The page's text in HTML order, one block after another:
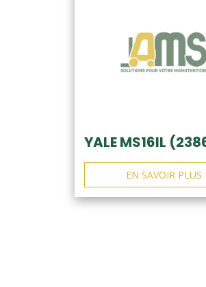
YALE MS16IL
EN SAVOIR PLUS